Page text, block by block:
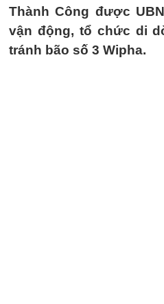
Thành Công được
vận động, tổ chức di
tránh bão số 3 Wipha.